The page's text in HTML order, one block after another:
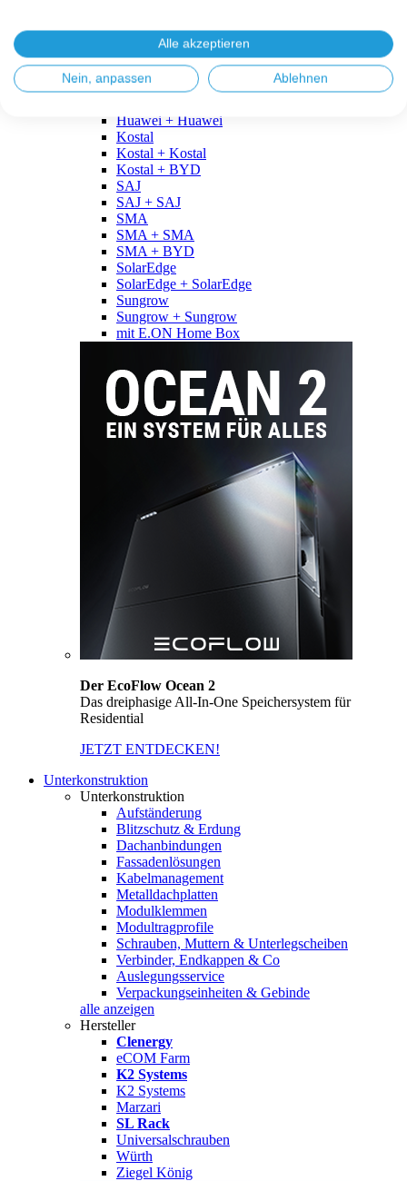
Fronius + BYD
GoodWe
GoodWe + GoodWe
GoodWe + BYD
Huawei + Huawei
Kostal
Kostal + Kostal
Kostal + BYD
SAJ
SAJ + SAJ
SMA
SMA + SMA
SMA + BYD
SolarEdge
SolarEdge + SolarEdge
Sungrow
Sungrow + Sungrow
mit E.ON Home Box
Der EcoFlow Ocean 2
Das dreiphasige All-In-One Speichersystem für
Residential
JETZT ENTDECKEN!
Unterkonstruktion
Unterkonstruktion
Aufständerung
Blitzschutz & Erdung
Dachanbindungen
Fassadenlösungen
Kabelmanagement
Metalldachplatten
Modulklemmen
Modultragprofile
Schrauben, Muttern & Unterlegscheiben
Verbinder, Endkappen & Co
Auslegungsservice
Verpackungseinheiten & Gebinde
alle anzeigen
Hersteller
Clenergy
eCOM Farm
K2 Systems
K2 Systems
Marzari
SL Rack
Universalschrauben
Würth
Ziegel König
Alle akzeptieren
Nein, anpassen Ablehnen